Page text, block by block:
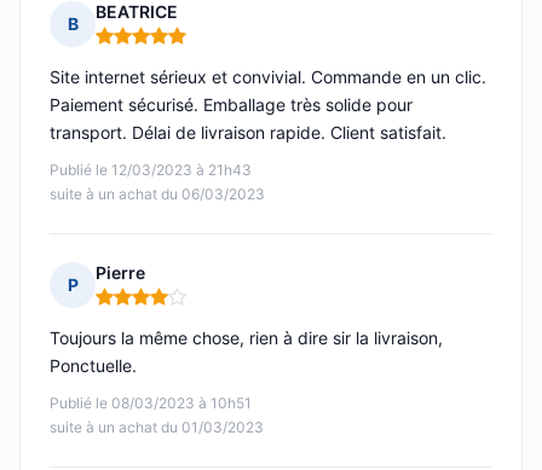
B
BEATRICE
Note : 5 sur 5
Publié le 12/03/2023 à 21h43
suite à un achat du 06/03/2023
Site internet sérieux et convivial. Commande en un clic.
Paiement sécurisé. Emballage très solide pour
transport. Délai de livraison rapide. Client satisfait.
P
Pierre
Note : 4 sur 5
Publié le 08/03/2023 à 10h51
suite à un achat du 01/03/2023
Toujours la même chose, rien à dire sir la livraison,
Ponctuelle.